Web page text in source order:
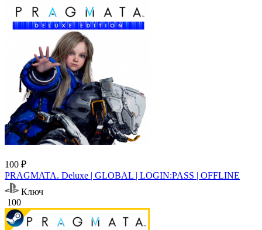
100 ₽
PRAGMATA. Deluxe | GLOBAL | LOGIN:PASS | OFFLINE
Ключ
100